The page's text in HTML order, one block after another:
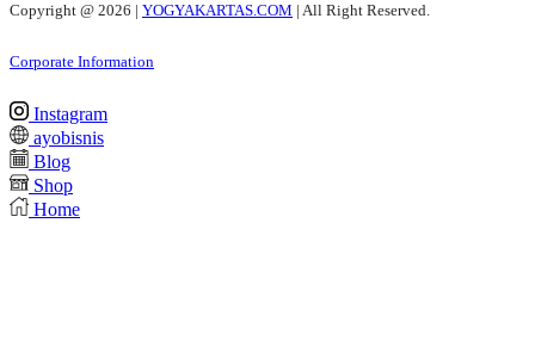
Copyright @ 2026 | YOGYAKARTAS.COM | All Right Reserved.
Corporate Information
Instagram
ayobisnis
Blog
Shop
Home